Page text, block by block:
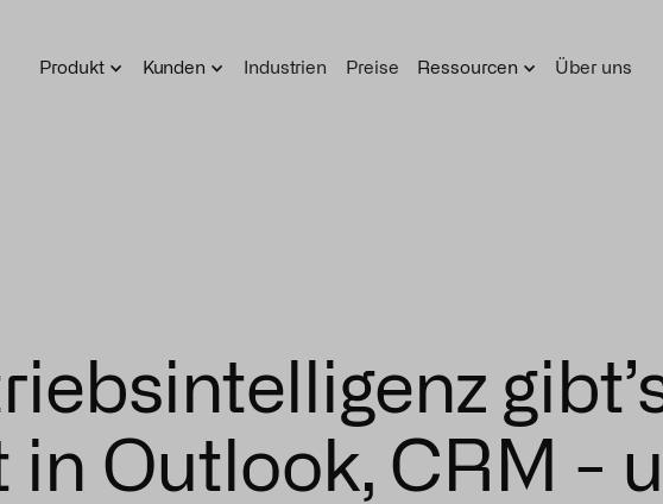
Produkt Kunden Industrien Preise Ressourcen Über uns
in Outlook, CRM -